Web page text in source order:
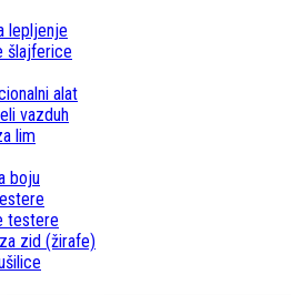
lepljenje
šlajferice
alat
vazduh
lim
boju
testere
zid (žirafe)